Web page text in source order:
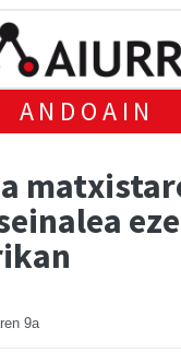
ANDOAIN
9a